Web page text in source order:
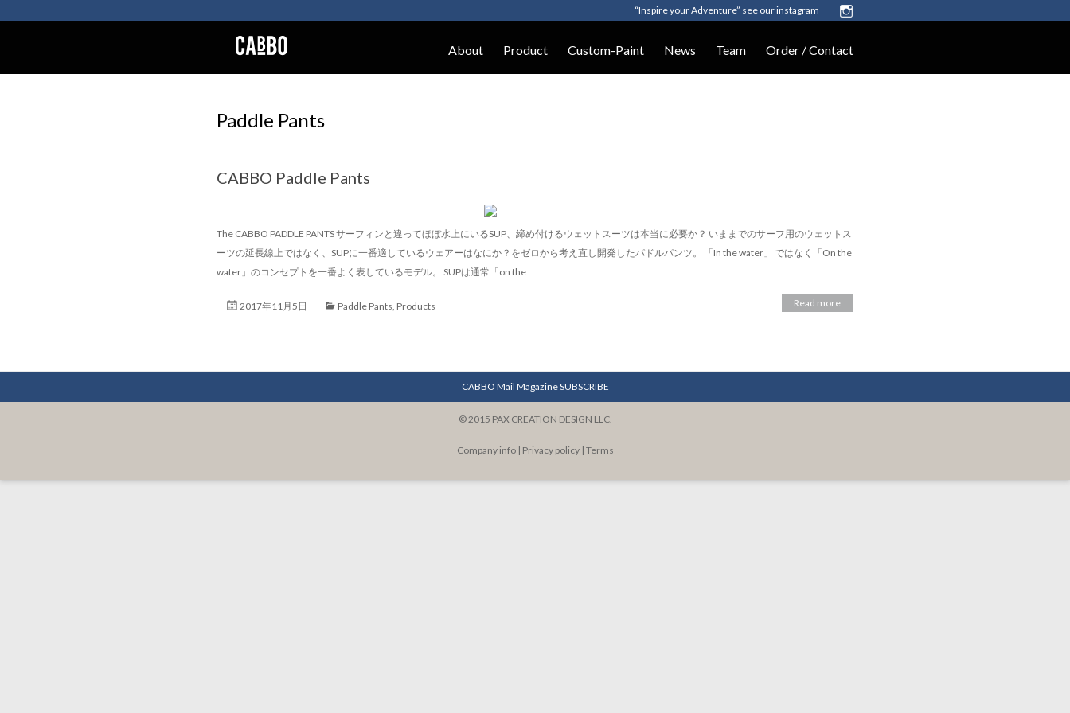
“Inspire your Adventure” see our instagram
About Product Custom-Paint News Team Order / Contact
Paddle Pants
CABBO Paddle Pants
The CABBO PADDLE PANTS サーフィンと違ってほぼ水上にいるSUP、締め付けるウェットスーツは本当に必要か？ いままでのサーフ用のウェットス
ーツの延長線上ではなく、SUPに一番適しているウェアーはなにか？をゼロから考え直し開発したパドルパンツ。 「In the water」 ではなく「On the
water」のコンセプトを一番よく表しているモデル。 SUPは通常「on the
2017年11月5日 Paddle Pants, Products Read more
CABBO Mail Magazine SUBSCRIBE
© 2015 PAX CREATION DESIGN LLC.
Company info| Privacy policy| Terms